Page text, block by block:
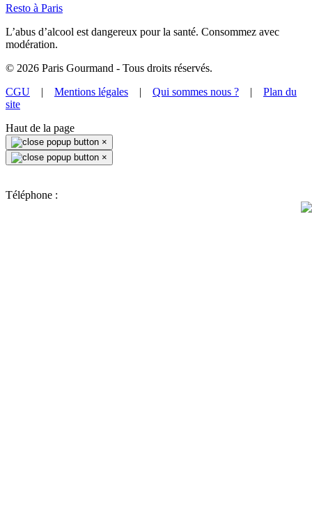
Resto à Paris
L’abus d’alcool est dangereux pour la santé. Consommez avec
modération.
© 2026 Paris Gourmand - Tous droits réservés.
CGU | Mentions légales | Qui sommes nous ? | Plan du
site
Haut de la page
×
×
Téléphone :